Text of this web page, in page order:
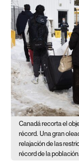
Canadá recorta el
récord. Una gran
relajación de las
récord de la población.